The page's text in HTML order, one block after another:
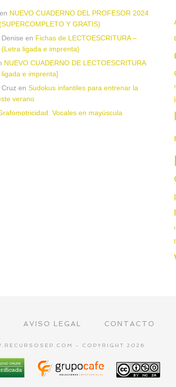
en NUEVO CUADERNO DEL PROFESOR 2024
Y GRATIS)
en Fichas de LECTOESCRITURA –
ligada e imprenta)
NUEVO CUADERNO DE LECTOESCRITURA
e imprenta]
en Sudokus infantiles para entrenar la
verano
Vocales en mayúscula
AVISO LEGAL CONTACTO
- COPYRIGHT 2026